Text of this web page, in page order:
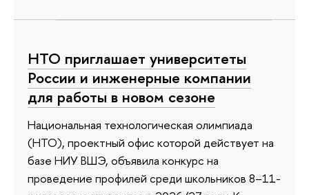
НТО приглашает университеты
России и инженерные компании
для работы в новом сезоне
Национальная технологическая олимпиада
(НТО), проектный офис которой действует на
базе НИУ ВШЭ, объявила конкурс на
проведение профилей среди школьников 8–11-